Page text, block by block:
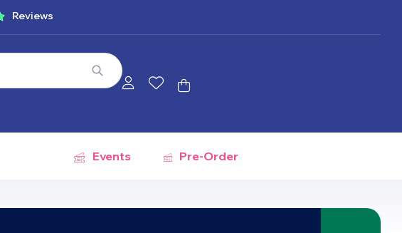
Reviews
Events Pre-Order